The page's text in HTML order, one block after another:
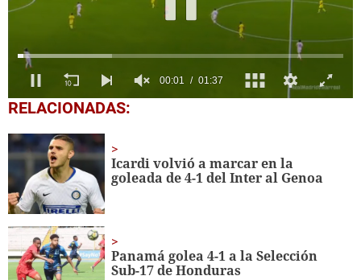
0
seconds
1
minute,
seconds
RELACIONADAS:
Icardi volvió a marcar en la
goleada de 4-1 del Inter al Genoa
Panamá golea 4-1 a la Selección
Sub-17 de Honduras